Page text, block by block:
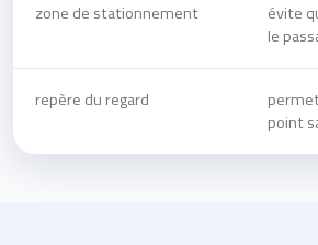
zone de stationnement
évite
le
repère du regard
point